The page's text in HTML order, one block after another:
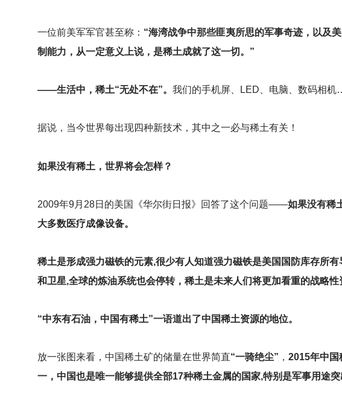
一位前美军军官甚至称： “海湾战争中那些匪夷所思的军事奇迹，以及
制能力，从一定意义上说，是稀土成就了这一切。”
——生活中，稀土“无处不在”。 我们的手机屏、LED、电脑、数码相
据说，当今世界每出现四种新技术，其中之一必与稀土有关！
如果没有稀土，世界将会怎样？
2009年9月28日的美国《华尔街日报》回答了这个问题——如果没有稀
大多数医疗成像设备。
稀土是形成强力磁铁的元素,很少有人知道强力磁铁是美国国防库存所
和卫星,全球的炼油系统也会停转，稀土是未来人们将更加看重的战略性
“中东有石油，中国有稀土”一语道出了中国稀土资源的地位。
放一张图来看，中国稀土矿的储量在世界简直“一骑绝尘” ， 2015年中国
一，中国也是唯一能够提供全部17种稀土金属的国家,特别是军事用途突